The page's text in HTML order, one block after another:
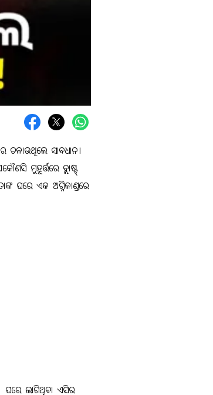
ସାବଧାନ।
ମୁହୂର୍ତ୍ତରେ ବ୍ଲାଷ୍ଟ୍
ଘରେ ଏକ ଅଗ୍ନିକାଣ୍ଡରେ
ଘରେ ଲାଗିଥିବା ଏସିର